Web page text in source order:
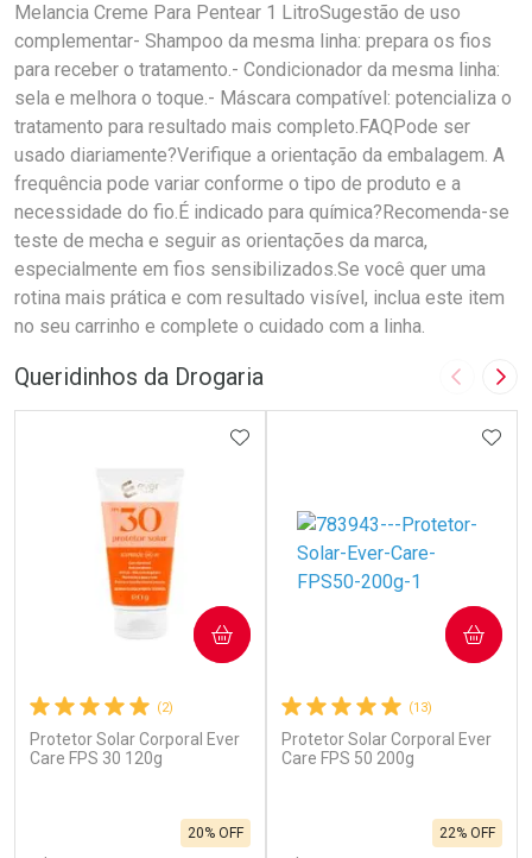
Melancia Creme Para Pentear 1 LitroSugestão de uso
complementar- Shampoo da mesma linha: prepara os fios
para receber o tratamento.- Condicionador da mesma linha:
sela e melhora o toque.- Máscara compatível: potencializa o
tratamento para resultado mais completo.FAQPode ser
usado diariamente?Verifique a orientação da embalagem. A
frequência pode variar conforme o tipo de produto e a
necessidade do fio.É indicado para química?Recomenda-se
teste de mecha e seguir as orientações da marca,
especialmente em fios sensibilizados.Se você quer uma
rotina mais prática e com resultado visível, inclua este item
no seu carrinho e complete o cuidado com a linha.
Queridinhos da Drogaria Imagem
(2)
Protetor Solar Corporal Ever
Care FPS 30 120g
20% OFF
ADICIONAR AOS FAVORITOS
COMPRAR
(13)
Protetor Solar Corporal Ever
Care FPS 50 200g
22% OFF
COMPRAR